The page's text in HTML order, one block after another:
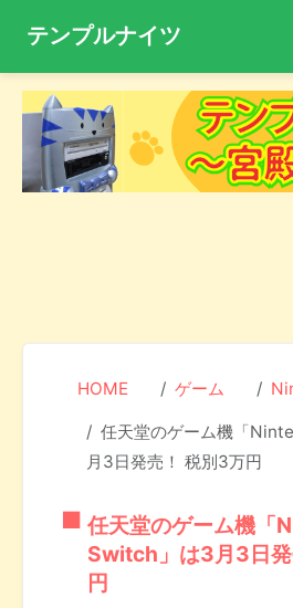
テンプルナイツ
HOME ゲーム
任天堂のゲーム機「
月3日発売！ 税別3万円
任天堂のゲーム機「
Switch」は3月3日
円